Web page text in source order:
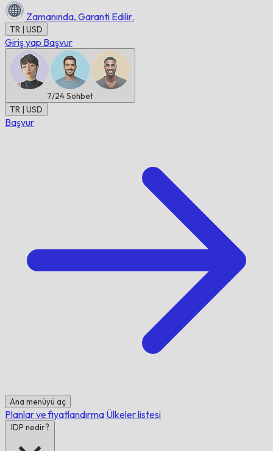
Zamanında, Garanti Edilir.
TR | USD
Giriş yap Başvur
7/24Sohbet
TR | USD
Başvur
Ana menüyü aç
Planlar ve fiyatlandırma Ülkeler listesi
IDP nedir?